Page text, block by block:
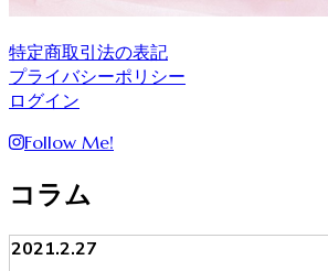
特定商取引法の表記
プライバシーポリシー
ログイン
Follow Me!
コラム
2021.2.27